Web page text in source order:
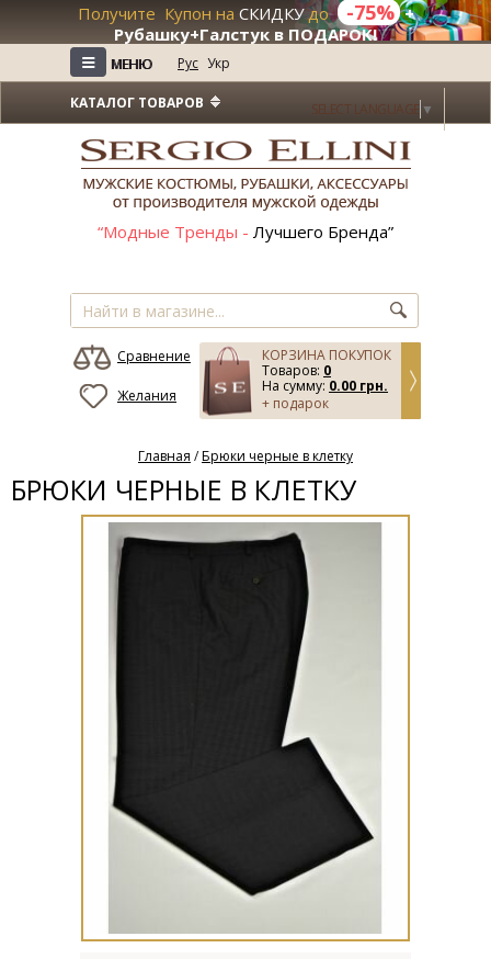
Получите Купон на СКИДКУдо -75% +
Рубашку+Галстук в ПОДАРОК!
≡ МЕНЮ Рус Укр
SELECT LANGUAGE ▼
КАТАЛОГ ТОВАРОВ
“Модные Тренды - Лучшего Бренда”
КОРЗИНА ПОКУПОК
Товаров: 0
На сумму: 0.00 грн.
+ подарок
Сравнение
Желания
Главная /Брюки черные в клетку
БРЮКИ ЧЕРНЫЕ В КЛЕТКУ
≡ МЕНЮ